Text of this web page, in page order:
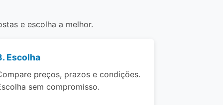
e escolha a melhor.
Escolha
preços, prazos e condições.
sem compromisso.